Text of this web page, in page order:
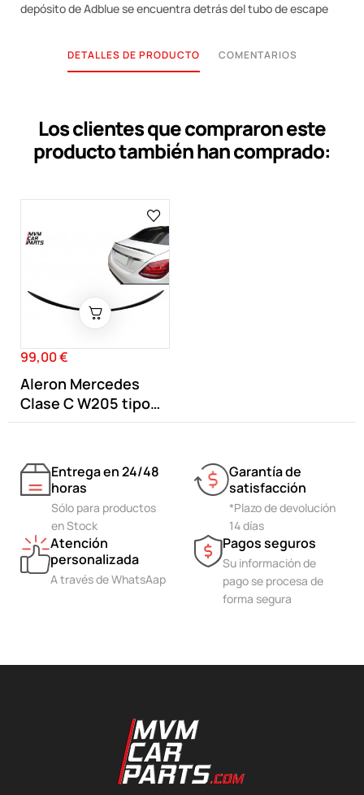
depósito de Adblue se encuentra detrás del tubo de escape
DETALLES DE PRODUCTO COMENTARIOS
Los clientes que compraron este
producto también han comprado:
Precio
99,00 €
Aleron Mercedes
Clase C W205 tipo
C63 Negro Brillo
Entrega en 24/48
horas
Sólo para productos
en Stock
Garantía de
satisfacción
*Plazo de devolución
14 días
Atención
personalizada
A través de WhatsAap
Pagos seguros
Su información de
pago se procesa de
forma segura